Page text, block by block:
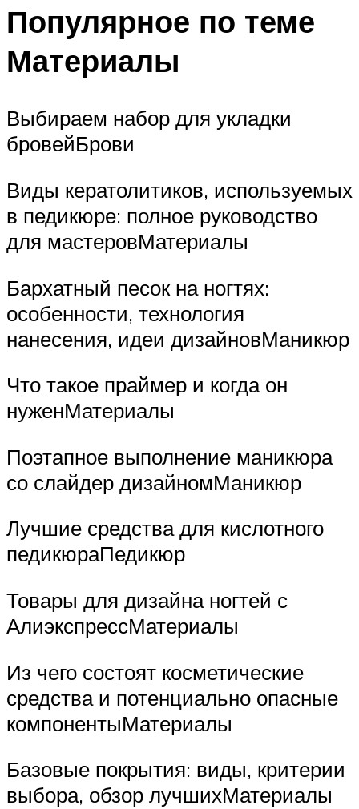
Популярное по теме
Материалы
Выбираем набор для укладки
бровейБрови
Виды кератолитиков, используемых
в педикюре: полное руководство
для мастеровМатериалы
Бархатный песок на ногтях:
особенности, технология
нанесения, идеи дизайновМаникюр
Что такое праймер и когда он
нуженМатериалы
Поэтапное выполнение маникюра
со слайдер дизайномМаникюр
Лучшие средства для кислотного
педикюраПедикюр
Товары для дизайна ногтей с
АлиэкспрессМатериалы
Из чего состоят косметические
средства и потенциально опасные
компонентыМатериалы
Базовые покрытия: виды, критерии
выбора, обзор лучшихМатериалы